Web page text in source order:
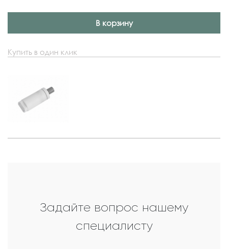
В корзину
Купить в один клик
Задайте вопрос нашему
специалисту